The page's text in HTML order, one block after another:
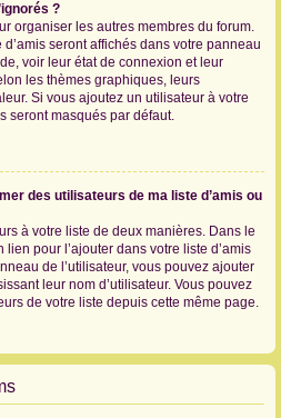
?
organiser les autres membres du forum.
seront affichés dans votre panneau
voir leur état de connexion et leur
les thèmes graphiques, leurs
Si vous ajoutez un utilisateur à votre
seront masqués par défaut.
des utilisateurs de ma liste d’amis ou
à votre liste de deux manières. Dans le
pour l’ajouter dans votre liste d’amis
de l’utilisateur, vous pouvez ajouter
leur nom d’utilisateur. Vous pouvez
de votre liste depuis cette même page.